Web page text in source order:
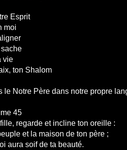
Esprit
moi
vie
ton Shalom
le Notre Père dans notre propre
45
regarde et incline ton oreille :
et la maison de ton père ;
aura soif de ta beauté.